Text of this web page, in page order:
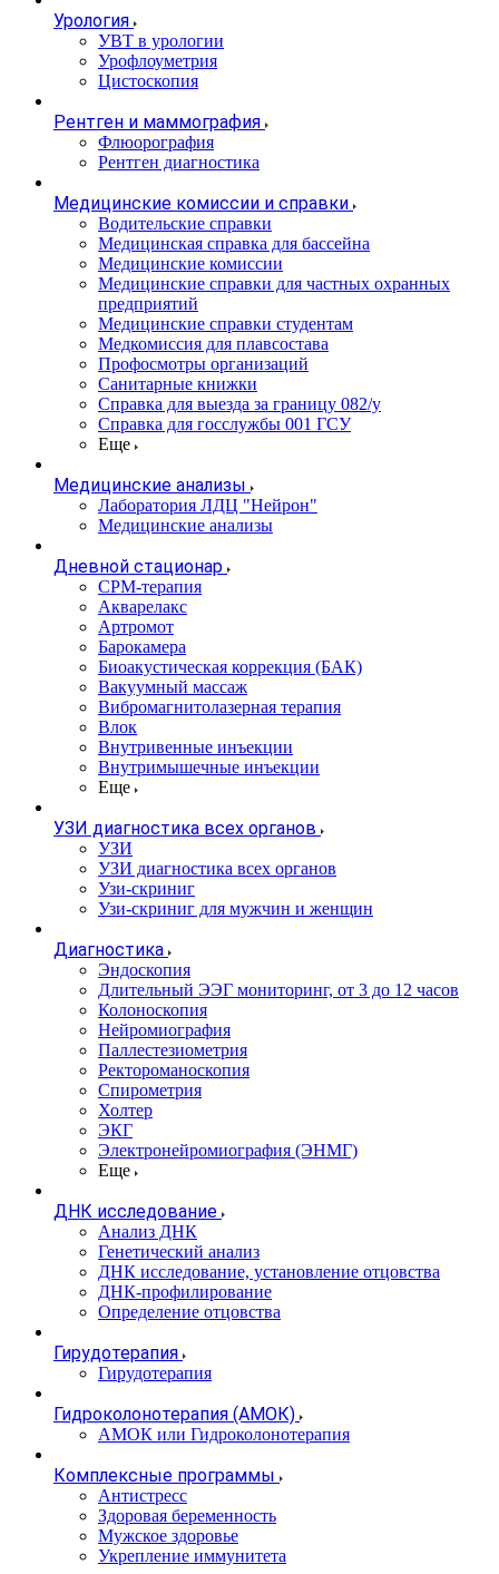
Урология
УВТ в урологии
Урофлоуметрия
Цистоскопия
Рентген и маммография
Флюорография
Рентген диагностика
Медицинские комиссии и справки
Водительские справки
Медицинская справка для бассейна
Медицинские комиссии
Медицинские справки для частных охранных
предприятий
Медицинские справки студентам
Медкомиссия для плавсостава
Профосмотры организаций
Санитарные книжки
Справка для выезда за границу 082/у
Справка для госслужбы 001 ГСУ
Еще
Медицинские анализы
Лаборатория ЛДЦ "Нейрон"
Медицинские анализы
Дневной стационар
CPM-терапия
Акварелакс
Артромот
Барокамера
Биоакустическая коррекция (БАК)
Вакуумный массаж
Вибромагнитолазерная терапия
Влок
Внутривенные инъекции
Внутримышечные инъекции
Еще
УЗИ диагностика всех органов
УЗИ
УЗИ диагностика всех органов
Узи-скриниг
Узи-скриниг для мужчин и женщин
Диагностика
Эндоскопия
Длительный ЭЭГ мониторинг, от 3 до 12 часов
Колоноскопия
Нейромиография
Паллестезиометрия
Ректороманоскопия
Спирометрия
Холтер
ЭКГ
Электронейромиография (ЭНМГ)
Еще
ДНК исследование
Анализ ДНК
Генетический анализ
ДНК исследование, установление отцовства
ДНК-профилирование
Определение отцовства
Гирудотерапия
Гирудотерапия
Гидроколонотерапия (АМОК)
АМОК или Гидроколонотерапия
Комплексные программы
Антистресс
Здоровая беременность
Мужское здоровье
Укрепление иммунитета